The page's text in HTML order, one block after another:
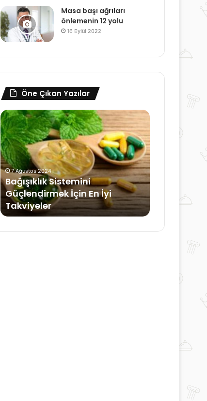
Masa başı ağrıları
önlemenin 12 yolu
16 Eylül 2022
Öne Çıkan Yazılar
Cilt
beyazlatan
domates
maskeleri
10 Haziran 2023
Cilt beyazlatan domates
maskeleri
Un
30 Eylül 2021
Un